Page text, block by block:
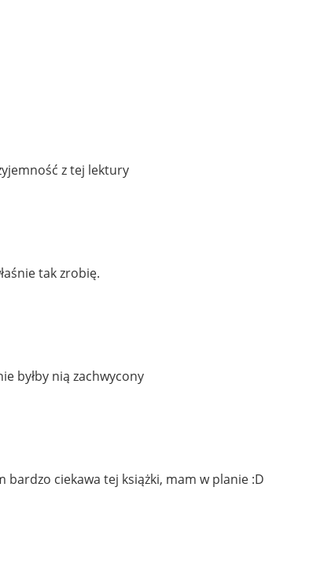
z tej lektury
tak zrobię.
byłby nią zachwycony
ciekawa tej książki, mam w planie :D